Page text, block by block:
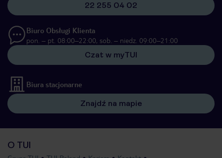
22 255 04 02
Biuro Obsługi Klienta
pon. – pt. 08:00–22:00, sob. – niedz. 09:00–21:00
Czat w myTUI
Biura stacjonarne
Znajdź na mapie
O TUI